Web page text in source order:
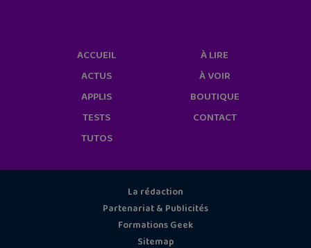
ACCUEIL
ACTUS
APPLIS
TESTS
TUTOS
À LIRE
À VOIR
BOUTIQUE
CONTACT
La rédaction
Partenariat & Publicités
Formations Geek
Sitemap